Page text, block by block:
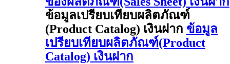
ข้อมูลเปรียบเทียบผลิตภัณฑ์
(Product Catalog) เงินฝาก ข้อมูล
เปรียบเทียบผลิตภัณฑ์(Product
Catalog) เงินฝาก